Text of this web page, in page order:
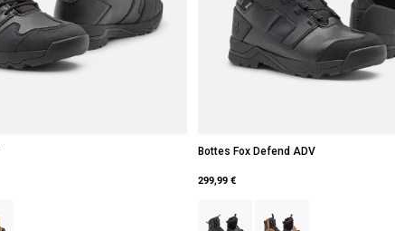
Bottes Fox Defend ADV
299,99 €